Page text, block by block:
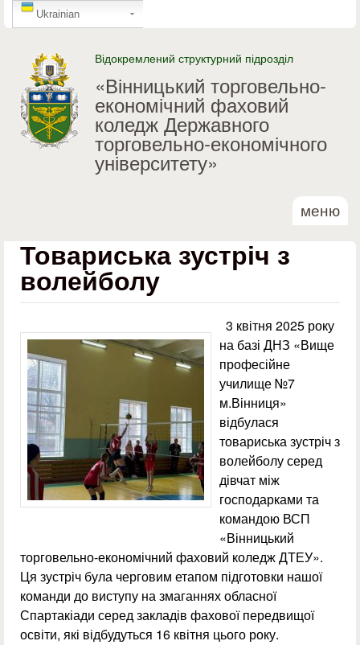
Перейти до основного
GTranslate
Ukrainian
Відокремлений структурний підрозділ
«Вінницький торговельно-
економічний фаховий
коледж Державного
торговельно-економічного
університету»
меню
Товариська зустріч з
волейболу
3 квітня 2025 року
на базі ДНЗ «Вище
професійне
училище №7
м.Вінниця»
відбулася
товариська зустріч з
волейболу серед
дівчат між
господарками та
командою ВСП
«Вінницький
торговельно-економічний фаховий коледж ДТЕУ».
Ця зустріч була черговим етапом підготовки нашої
команди до виступу на змаганнях обласної
Спартакіади серед закладів фахової передвищої
освіти, які відбудуться 16 квітня цього року.